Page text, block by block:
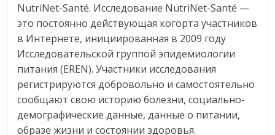
NutriNet-Santé. Исследование NutriNet-Santé —
это постоянно действующая когорта участников
в Интернете, инициированная в 2009 году
Исследовательской группой эпидемиологии
питания (EREN). Участники исследования
регистрируются добровольно и самостоятельно
сообщают свою историю болезни, социально-
демографические данные, данные о питании,
образе жизни и состоянии здоровья.